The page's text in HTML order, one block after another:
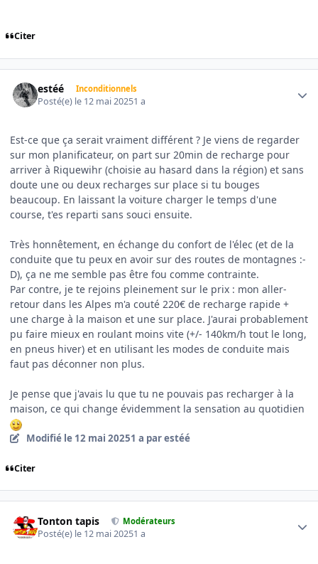
Citer
estéé Inconditionnels
Posté(e) le 12 mai 20251 a
Est-ce que ça serait vraiment différent ? Je viens de regarder
sur mon planificateur, on part sur 20min de recharge pour
arriver à Riquewihr (choisie au hasard dans la région) et sans
doute une ou deux recharges sur place si tu bouges
beaucoup. En laissant la voiture charger le temps d'une
course, t'es reparti sans souci ensuite.
Très honnêtement, en échange du confort de l'élec (et de la
conduite que tu peux en avoir sur des routes de montagnes :-
D), ça ne me semble pas être fou comme contrainte.
Par contre, je te rejoins pleinement sur le prix : mon aller-
retour dans les Alpes m'a couté 220€ de recharge rapide +
une charge à la maison et une sur place. J'aurai probablement
pu faire mieux en roulant moins vite (+/- 140km/h tout le long,
en pneus hiver) et en utilisant les modes de conduite mais
faut pas déconner non plus.
Je pense que j'avais lu que tu ne pouvais pas recharger à la
maison, ce qui change évidemment la sensation au quotidien
Modifié le 12 mai 20251 a par estéé
Citer
Tonton tapis Modérateurs
Posté(e) le 12 mai 20251 a